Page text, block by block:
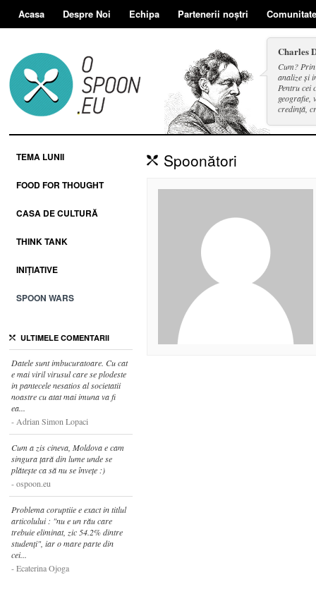
Acasa Despre Noi Echipa Partenerii noștri
Charles
Cum?
analize și
Pentru cei
geografie,
credință,
TEMA LUNII
FOOD FOR THOUGHT
CASA DE CULTURĂ
THINK TANK
INIȚIATIVE
SPOON WARS
ULTIMELE COMENTARII
Datele sunt imbucuratoare. Cu cat
e mai viril virusul care se plodeste
in pantecele nesatios al societatii
noastre cu atat mai imuna va fi
ea...
Adrian Simon Lopaci
Cum a zis cineva, Moldova e cam
singura țară din lume unde se
plătește ca să nu se învețe :)
ospoon.eu
Problema coruptiie e exact in titlul
articolului : "nu e un rău care
trebuie eliminat, zic 54.2% dintre
studenți", iar o mare parte din
cei...
Ecaterina Ojoga
Spoonători